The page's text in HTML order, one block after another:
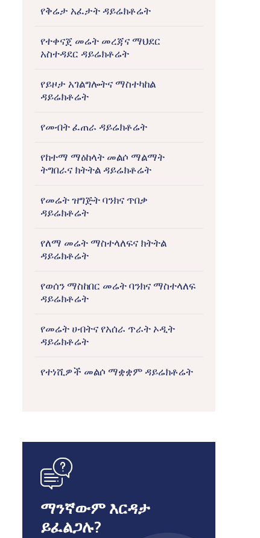
የቅሬታ አፈታት ዳይሬክቶሬት
የተቀናጀ መሬት መረጃና ማህደር
አስተዳደር ዳይሬክቶሬት
የይዞታ አገልግሎትና ማስተካከል
ዳይሬክቶሬት
የመብት ፈጠራ ዳይሬክቶሬት
የከተማ ማዕከላት መልሶ ማልማት
ትግበራና ክትትል ዳይሬክቶሬት
የመሬት ዝግጅት ባንክና ጥበቃ
ዳይሬክቶሬት
የለማ መሬት ማስተላለፍና ክትትል
ዳይሬክቶሬት
የወሰን ማስከበር መሬት ባንክና ማስተላለፍ
ዳይሬክቶሬት
የመሬት ሀብትና የአሰራ ጥራት ኦዲት
ዳይሬክቶሬት
የተነሺዎች መልሶ ማቋቋም ዳይሬክቶሬት
ማንኛውም እርዳታ
ይፈልጋሉ?